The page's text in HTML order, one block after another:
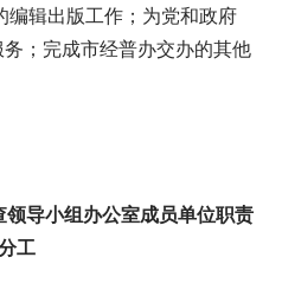
编辑出版工作；为党和政府
；完成市经普办交办的其他
导小组办公室成员单位职责
工